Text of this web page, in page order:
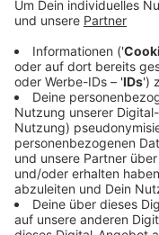
zweiten Fall hat
dritte Fall heute
Allerdings stehen
der Stadt aus,
müssen.
Veröffentlicht:
Anzeige